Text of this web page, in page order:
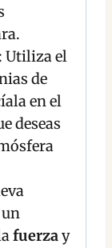
: Utiliza el
de
en el
deseas
fuerzay